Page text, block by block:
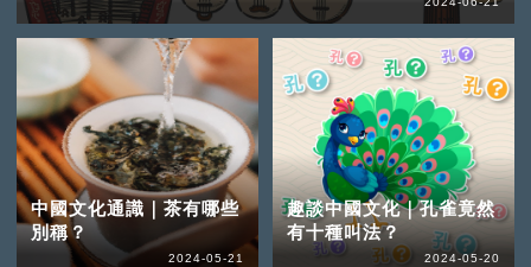
中國文化通識｜茶有哪些
別稱？
2024-05-21
趣談中國文化｜孔雀竟然
有十種叫法？
2024-05-20